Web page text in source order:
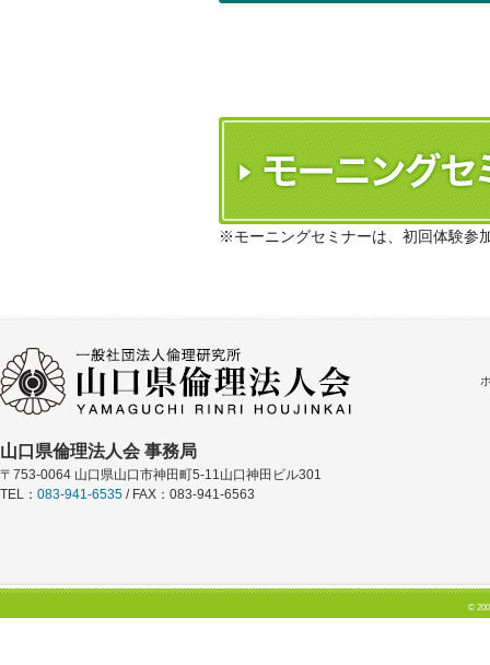
※モーニングセミナーは、初回体験参
山口県倫理法人会 事務局
〒753-0064 山口県山口市神田町5-11山口神田ビル301
TEL： 083-941-6535 / FAX：083-941-6563
©